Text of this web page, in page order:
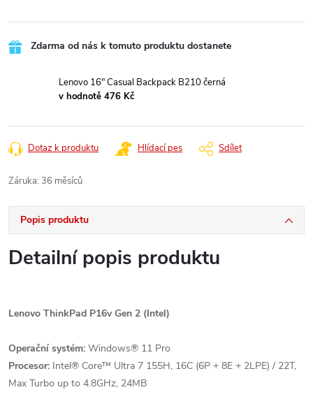
cena:
Zdarma od nás k tomuto produktu dostanete
Lenovo 16" Casual Backpack B210 černá
v hodnotě 476 Kč
Dotaz k produktu Hlídací pes Sdílet
Záruka: 36 měsíců
Popis produktu
Detailní popis produktu
Lenovo ThinkPad P16v Gen 2 (Intel)
Operační systém: Windows® 11 Pro
Procesor: Intel® Core™ Ultra 7 155H, 16C (6P + 8E + 2LPE) / 22T,
Max Turbo up to 4.8GHz, 24MB